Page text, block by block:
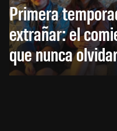
Primera
extrañar: el
que nunca